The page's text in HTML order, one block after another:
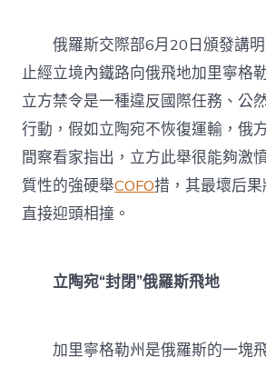
俄羅斯交際部6月20日頒發講明
止經立境內鐵路向俄飛地加里寧格
立方禁令是一種違反國際任務、公
行動，假如立陶宛不恢復運輸，俄
間察看家指出，立方此舉很能夠激
質性的強硬舉COFO措，其最壞后
直接迎頭相撞。
立陶宛“封閉”俄羅斯飛地
加里寧格勒州是俄羅斯的一塊